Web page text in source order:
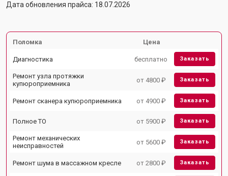
Дата обновления прайса: 18.07.2026
Поломка Цена
Диагностика бесплатно Заказать
Ремонт узла протяжки
купюроприемника
от 4800 ₽ Заказать
Ремонт сканера купюроприемника от 4900 ₽ Заказать
Полное ТО от 5900 ₽ Заказать
Ремонт механических
неисправностей
от 5600 ₽ Заказать
Ремонт шума в массажном кресле от 2800 ₽ Заказать